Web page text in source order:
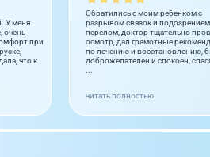
У меня
очень
при
что к
Обратились с моим ребенком с
разрывом связок и
перелом, доктор тщательно
осмотр, дал грамотные
по лечению и восстановлению,
доброжелателен и спокоен,
читать полностью